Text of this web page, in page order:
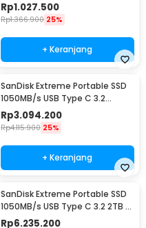
Rp1.027.500
Rp1.366.900 25%
+ Keranjang
SanDisk Extreme Portable SSD
1050MB/s USB Type C 3.2
500GB - SDSSDE61
Rp3.094.200
Rp4.115.900 25%
+ Keranjang
SanDisk Extreme Portable SSD
1050MB/s USB Type C 3.2 2TB -
SDSSDE61
Rp6.235.200